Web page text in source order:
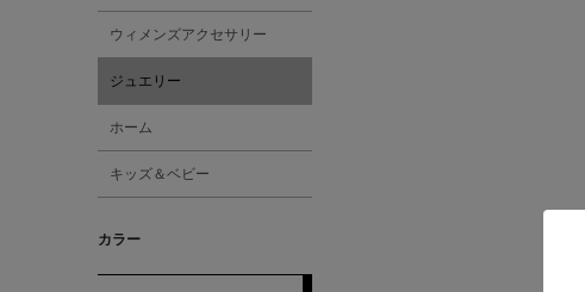
ALPO
AMIRI
ウィメンズアクセサリー
ジュエリー
ホーム
キッズ＆ベビー
カラー